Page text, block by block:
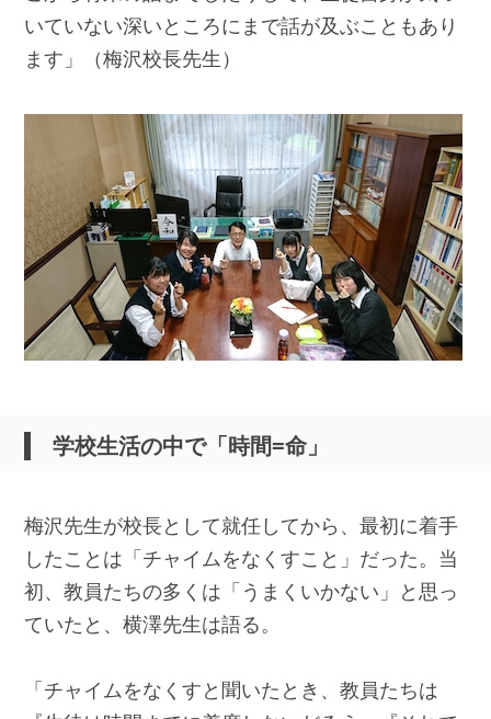
いていない深いところにまで話が及ぶこともあり
ます」（梅沢校長先生）
学校生活の中で「時間=命」
梅沢先生が校長として就任してから、最初に着手
したことは「チャイムをなくすこと」だった。当
初、教員たちの多くは「うまくいかない」と思っ
ていたと、横澤先生は語る。
「チャイムをなくすと聞いたとき、教員たちは